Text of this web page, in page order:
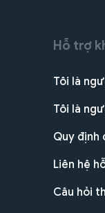
Hỗ trợ
Tôi là
Tôi là
Quy định
Liên hệ
Câu hỏi